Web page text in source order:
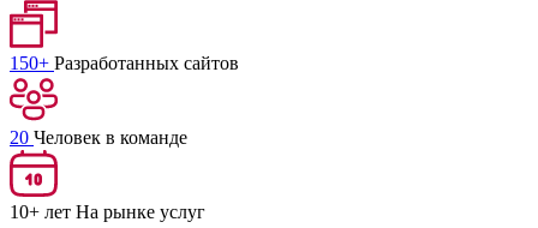
150+ Разработанных сайтов
20 Человек в команде
10+ лет На рынке услуг